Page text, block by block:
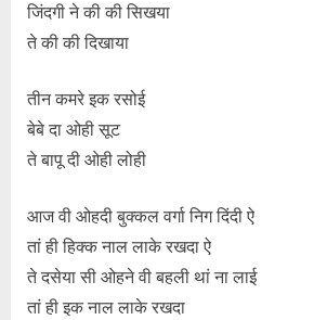
जिंदगी ने की की सिखया
ते की की दिखाया
तीन कमरे इक रसोई
बेबे दा ओही सूट
ते बापू दी ओही लोही
आज वी ओहदी बुक्कल वर्गा निग दिंदी ऐ
तां ही हिक्क नाल लाके रखदा ऐ
ते दसेया सी ओहने वी बहली थां ना लाई
तां ही इक नाल लाके रखदा